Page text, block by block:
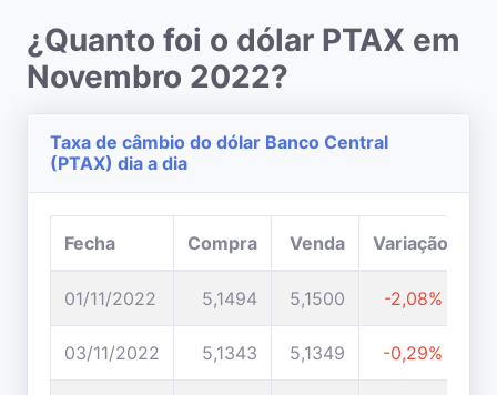
¿Quanto foi o dólar PTAX em
Novembro 2022?
Taxa de câmbio do dólar Banco Central
(PTAX) dia a dia
Fecha Compra Venda Variação
01/11/2022 5,1494 5,1500 -2,08%
03/11/2022 5,1343 5,1349 -0,29%